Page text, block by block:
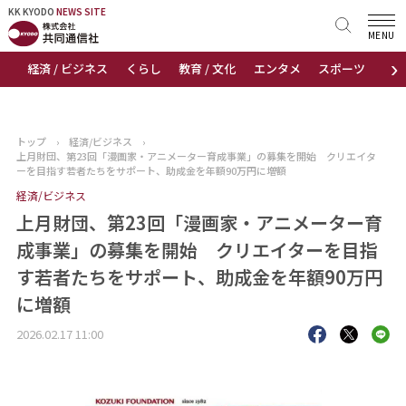
KK KYODO NEWS SITE
›
経済 / ビジネス くらし 教育 / 文化 エンタメ スポーツ 地域
MENU
KK KYODONEWS SITE
トップページ
ニュース
おすすめコンテンツ
出版物
会社概要
トップ › 経済/ビジネス
›
上月財団、第23回「漫画家・アニメーター育成事業」の募集を開始 クリエイタ
ーを目指す若者たちをサポート、助成金を年額90万円に増額
経済/ビジネス
上月財団、第23回「漫画家・アニメーター育
成事業」の募集を開始 クリエイターを目指
す若者たちをサポート、助成金を年額90万円
に増額
2026.02.17 11:00